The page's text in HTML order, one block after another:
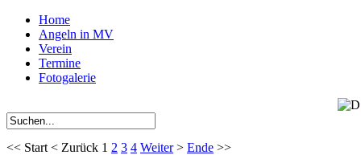
Home
Angeln in MV
Verein
Termine
Fotogalerie
<< Start < Zurück 1 2 3 4 Weiter> Ende >>